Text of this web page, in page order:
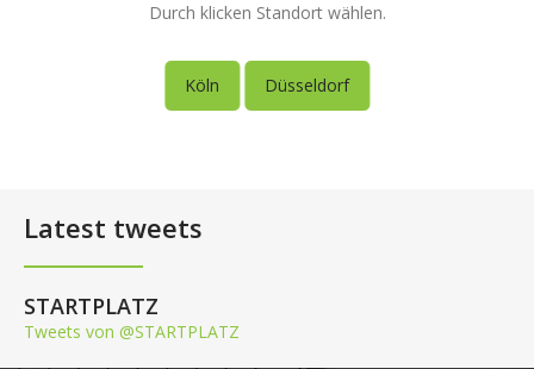
Durch klicken Standort wählen.
Köln Düsseldorf
Latest tweets
STARTPLATZ
Tweets von @STARTPLATZ